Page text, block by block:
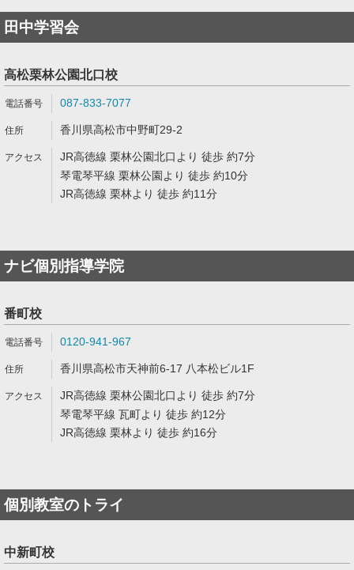
田中学習会
高松栗林公園北口校
087-833-7077
香川県高松市中野町29-2
JR高徳線 栗林公園北口より 徒歩 約7分
琴電琴平線 栗林公園より 徒歩 約10分
JR高徳線 栗林より 徒歩 約11分
ナビ個別指導学院
番町校
0120-941-967
香川県高松市天神前6-17 八本松ビル1F
JR高徳線 栗林公園北口より 徒歩 約7分
琴電琴平線 瓦町より 徒歩 約12分
JR高徳線 栗林より 徒歩 約16分
個別教室のトライ
中新町校